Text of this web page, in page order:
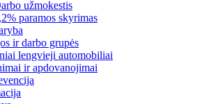
užmokestis
paramos skyrimas
ir darbo grupės
lengvieji automobiliai
ir apdovanojimai